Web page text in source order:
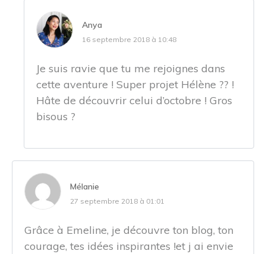
Anya
16 septembre 2018 à 10:48
Je suis ravie que tu me rejoignes dans
cette aventure ! Super projet Hélène ?? !
Hâte de découvrir celui d’octobre ! Gros
bisous ?
Mélanie
27 septembre 2018 à 01:01
Grâce à Emeline, je découvre ton blog, ton
courage, tes idées inspirantes !et j ai envie